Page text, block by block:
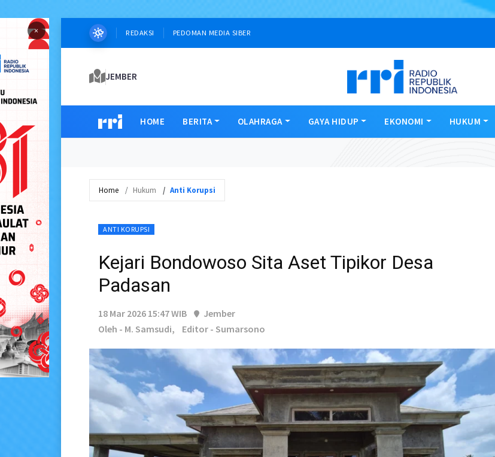
× REDAKSI PEDOMAN MEDIA SIBER
JEMBER
HOME BERITA OLAHRAGA GAYA HIDUP EKONOMI HUKUM
Home Hukum Anti Korupsi
ANTI KORUPSI
Kejari Bondowoso Sita Aset Tipikor Desa
Padasan
18 Mar 2026 15:47 WIB
Jember
Oleh - M. Samsudi,
Editor - Sumarsono